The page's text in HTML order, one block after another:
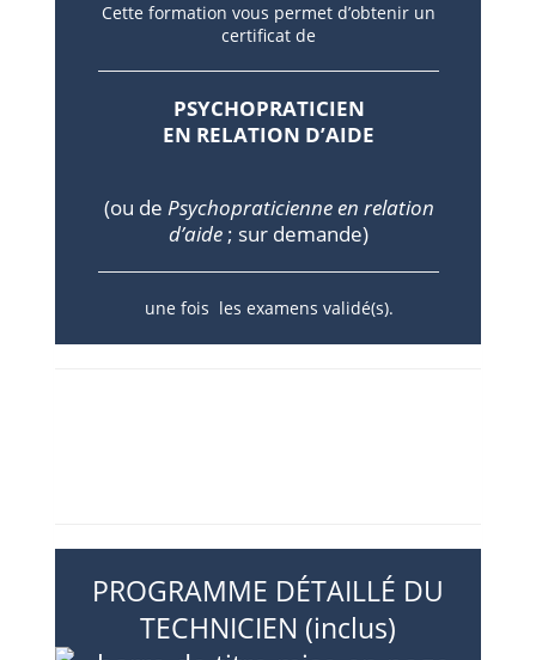
Cette formation vous permet d’obtenir un
certificat de
PSYCHOPRATICIEN
EN RELATION D’AIDE
(ou de Psychopraticienne en relation
d’aide ; sur demande)
une fois les examens validé(s).
PROGRAMME DÉTAILLÉ DU
TECHNICIEN (inclus)